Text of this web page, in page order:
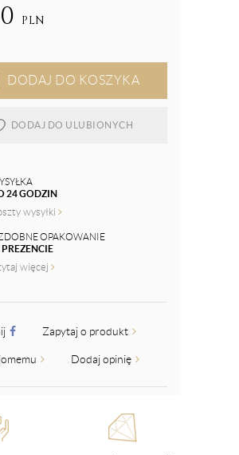
PLN
DODAJ DO KOSZYKA
DODAJ DO ULUBIONYCH
24 GODZIN
wysyłki
OPAKOWANIE
więcej
Zapytaj o produkt
Dodaj opinię